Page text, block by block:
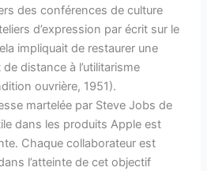
des conférences de culture
d’expression par écrit sur le
impliquait de restaurer une
distance à l’utilitarisme
ouvrière, 1951).
martelée par Steve Jobs de
dans les produits Apple est
Chaque collaborateur est
l’atteinte de cet objectif